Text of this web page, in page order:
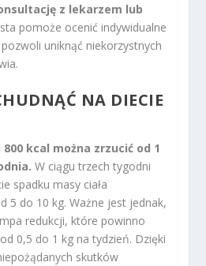
z lekarzem lub
pomoże ocenić indywidualne
uniknąć niekorzystnych
NA DIECIE
kcal można zrzucić od 1
W ciągu trzech tygodni
spadku masy ciała
5 do 10 kg. Ważne jest jednak,
redukcji, które powinno
0,5 do 1 kg na tydzień. Dzięki
skutków